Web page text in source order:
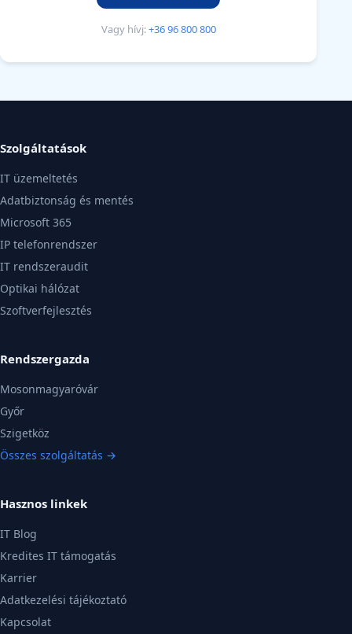
Vagy hívj:+36 96 800 800
Szolgáltatások
IT üzemeltetés
Adatbiztonság és mentés
Microsoft 365
IP telefonrendszer
IT rendszeraudit
Optikai hálózat
Szoftverfejlesztés
Rendszergazda
Mosonmagyaróvár
Győr
Szigetköz
Összes szolgáltatás →
Hasznos linkek
IT Blog
Kredites IT támogatás
Karrier
Adatkezelési tájékoztató
Kapcsolat